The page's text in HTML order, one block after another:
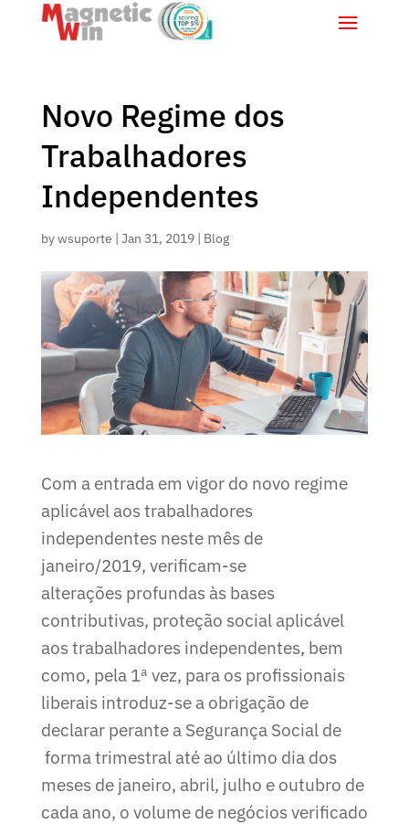
Novo Regime dos
Trabalhadores
Independentes
bywsuporte | Jan 31, 2019| Blog
Com a entrada em vigor do novo regime
aplicável aos trabalhadores
independentes neste mês de
janeiro/2019, verificam-se
alterações profundas às bases
contributivas, proteção social aplicável
aos trabalhadores independentes, bem
como, pela 1ª vez, para os profissionais
liberais introduz-se a obrigação de
declarar perante a Segurança Social de
forma trimestral até ao último dia dos
meses de janeiro, abril, julho e outubro de
cada ano, o volume de negócios verificado